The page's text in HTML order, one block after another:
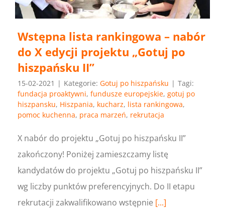
Wstępna lista rankingowa – nabór
do X edycji projektu „Gotuj po
hiszpańsku II”
15-02-2021 | Kategorie: Gotuj po hiszpańsku | Tagi:
fundacja proaktywni, fundusze europejskie, gotuj po
hiszpansku, Hiszpania, kucharz, lista rankingowa,
pomoc kuchenna, praca marzeń, rekrutacja
X nabór do projektu „Gotuj po hiszpańsku II”
zakończony! Poniżej zamieszczamy listę
kandydatów do projektu „Gotuj po hiszpańsku II”
wg liczby punktów preferencyjnych. Do II etapu
rekrutacji zakwalifikowano wstępnie [...]